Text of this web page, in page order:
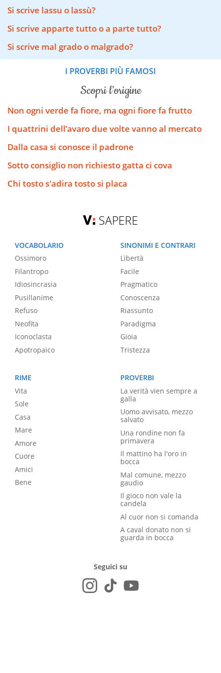
Si scrive lassu o lassù?
Si scrive apparte tutto o a parte tutto?
Si scrive mal grado o malgrado?
I PROVERBI PIÙ FAMOSI
scopri l’origine
Non ogni verde fa fiore, ma ogni fiore fa frutto
I quattrini dell’avaro due volte vanno al mercato
Dalla casa si conosce il padrone
Sotto consiglio non richiesto gatta ci cova
Chi tosto s'adira tosto si placa
SAPERE
VOCABOLARIO
Ossimoro
Filantropo
Idiosincrasia
Pusillanime
Refuso
Neofita
Iconoclasta
Apotropaico
SINONIMI E CONTRARI
Libertà
Facile
Pragmatico
Conoscenza
Riassunto
Paradigma
Gioia
Tristezza
RIME
Vita
Sole
Casa
Mare
Amore
Cuore
Amici
Bene
PROVERBI
La verità vien sempre a
galla
Uomo avvisato, mezzo
salvato
Una rondine non fa
primavera
Il mattino ha l'oro in
bocca
Mal comune, mezzo
gaudio
Il gioco non vale la
candela
Al cuor non si comanda
A caval donato non si
guarda in bocca
Seguici su